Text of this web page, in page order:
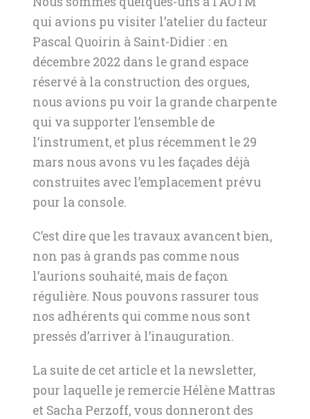
qui avions pu visiter l’atelier du facteur
Pascal Quoirin à Saint-Didier : en
décembre 2022 dans le grand espace
réservé à la construction des orgues,
nous avions pu voir la grande charpente
qui va supporter l’ensemble de
l’instrument, et plus récemment le 29
mars nous avons vu les façades déjà
construites avec l’emplacement prévu
pour la console.
C’est dire que les travaux avancent bien,
non pas à grands pas comme nous
l’aurions souhaité, mais de façon
régulière. Nous pouvons rassurer tous
nos adhérents qui comme nous sont
pressés d’arriver à l’inauguration.
La suite de cet article et la newsletter,
pour laquelle je remercie Hélène Mattras
et Sacha Perzoff, vous donneront des